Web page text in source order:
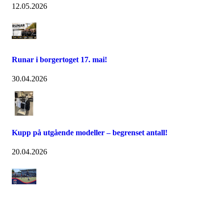
12.05.2026
Runar i borgertoget 17. mai!
30.04.2026
Kupp på utgående modeller – begrenset antall!
20.04.2026